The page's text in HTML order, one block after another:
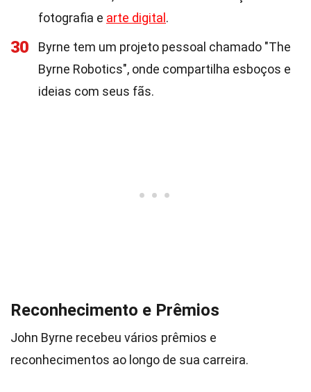
fotografia e arte digital .
30
Byrne tem um projeto pessoal chamado "The
Byrne Robotics", onde compartilha esboços e
ideias com seus fãs.
Reconhecimento e Prêmios
John Byrne recebeu vários prêmios e
reconhecimentos ao longo de sua carreira.